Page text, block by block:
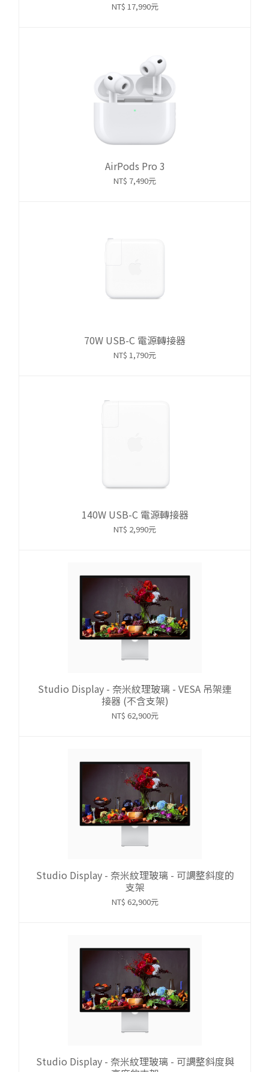
NT$ 17,990元
AirPods Pro 3
NT$ 7,490元
70W USB-C 電源轉接器
NT$ 1,790元
140W USB-C 電源轉接器
NT$ 2,990元
Studio Display - 奈米紋理玻璃 - VESA 吊架連
接器 (不含支架)
NT$ 62,900元
Studio Display - 奈米紋理玻璃 - 可調整斜度的
支架
NT$ 62,900元
Studio Display - 奈米紋理玻璃 - 可調整斜度與